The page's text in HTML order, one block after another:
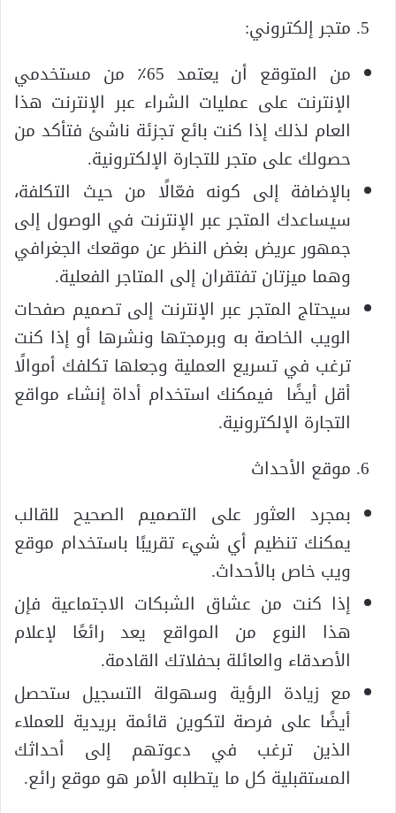
متجر إلكتروني:
من المتوقع أن يعتمد 65٪ من مستخدمي
الإنترنت على عمليات الشراء عبر الإنترنت هذا
العام لذلك إذا كنت بائع تجزئة ناشئ فتأكد من
حصولك على متجر للتجارة الإلكترونية.
بالإضافة إلى كونه فعّالًا من حيث التكلفة،
سيساعدك المتجر عبر الإنترنت في الوصول إلى
جمهور عريض بغض النظر عن موقعك الجغرافي
وهما ميزتان تفتقران إلى المتاجر الفعلية.
سيحتاج المتجر عبر الإنترنت إلى تصميم صفحات
الويب الخاصة به وبرمجتها ونشرها أو إذا كنت
ترغب في تسريع العملية وجعلها تكلفك أموالًا
أقل أيضًا فيمكنك استخدام أداة إنشاء مواقع
التجارة الإلكترونية.
موقع الأحداث
بمجرد العثور على التصميم الصحيح للقالب
يمكنك تنظيم أي شيء تقريبًا باستخدام موقع
ويب خاص بالأحداث.
إذا كنت من عشاق الشبكات الاجتماعية فإن
هذا النوع من المواقع يعد رائعًا لإعلام
الأصدقاء والعائلة بحفلاتك القادمة.
مع زيادة الرؤية وسهولة التسجيل ستحصل
أيضًا على فرصة لتكوين قائمة بريدية للعملاء
الذين ترغب في دعوتهم إلى أحداثك
المستقبلية كل ما يتطلبه الأمر هو موقع رائع.